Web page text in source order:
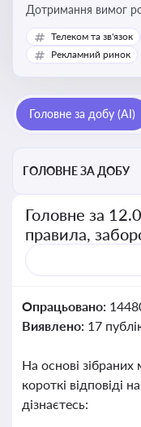
Дотримання вимог
Телеком та зв'язок
Рекламний ринок
Головне за добу (AI)
ГОЛОВНЕ ЗА ДОБУ
Головне за
правила,
Опрацьовано:
Виявлено: 17
На основі
короткі відповіді
дізнаєтесь: